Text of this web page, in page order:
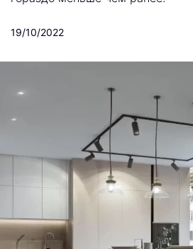
19/10/2022